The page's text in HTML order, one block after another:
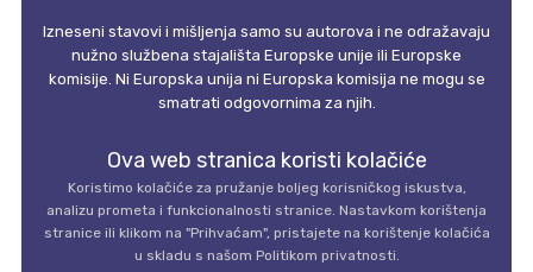
Izneseni stavovi i mišljenja samo su autorova i ne odražavaju
nužno službena stajališta Europske unije ili Europske
komisije. Ni Europska unija ni Europska komisija ne mogu se
smatrati odgovornima za njih.
Ova web stranica koristi kolačiće
Koristimo kolačiće za pružanje boljeg korisničkog iskustva,
analizu prometa i funkcionalnosti stranice. Nastavkom korištenja
stranice ili klikom na "Prihvaćam", pristajete na korištenje kolačića
u skladu s našom Politikom privatnosti.